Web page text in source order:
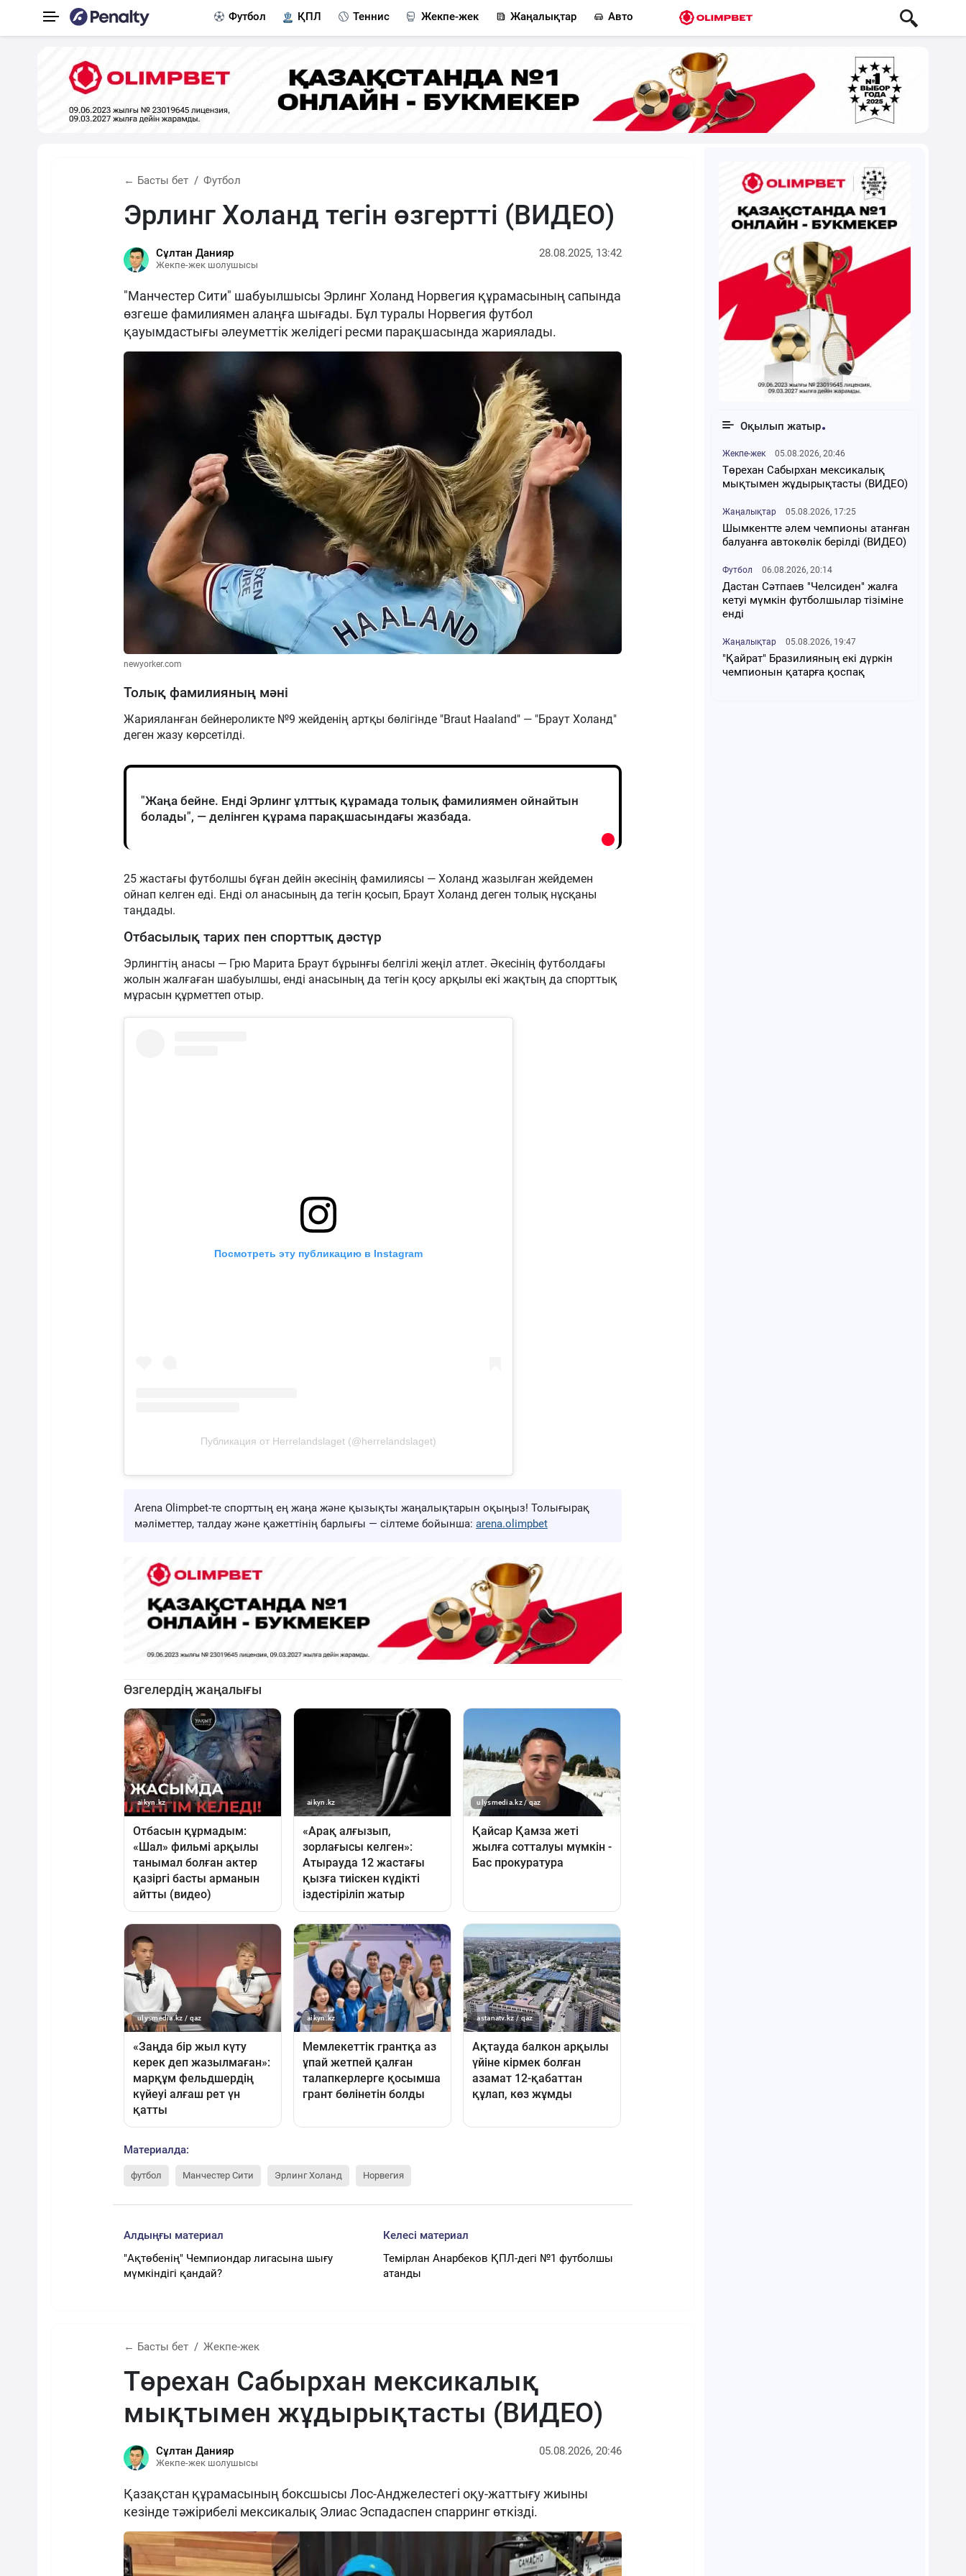
Футбол ҚПЛ Теннис Жекпе-жек Жаңалықтар Авто
← Басты бет Футбол
Эрлинг Холанд тегін өзгертті (ВИДЕО)
Сұлтан Данияр
Жекпе-жек шолушысы
28.08.2025, 13:42
"Манчестер Сити" шабуылшысы Эрлинг Холанд Норвегия құрамасының сапында
өзгеше фамилиямен алаңға шығады. Бұл туралы Норвегия футбол
қауымдастығы әлеуметтік желідегі ресми парақшасында жариялады.
newyorker.com
Толық фамилияның мәні
Жарияланған бейнероликте №9 жейденің артқы бөлігінде "Braut Haaland" — "Браут Холанд"
деген жазу көрсетілді.
"Жаңа бейне. Енді Эрлинг ұлттық құрамада толық фамилиямен ойнайтын
болады", — делінген құрама парақшасындағы жазбада.
25 жастағы футболшы бұған дейін әкесінің фамилиясы — Холанд жазылған жейдемен
ойнап келген еді. Енді ол анасының да тегін қосып, Браут Холанд деген толық нұсқаны
таңдады.
Отбасылық тарих пен спорттық дәстүр
Эрлингтің анасы — Грю Марита Браут бұрынғы белгілі жеңіл атлет. Әкесінің футболдағы
жолын жалғаған шабуылшы, енді анасының да тегін қосу арқылы екі жақтың да спорттық
мұрасын құрметтеп отыр.
Посмотреть эту публикацию в Instagram
Публикация от Herrelandslaget (@herrelandslaget)
Arena Olimpbet-те спорттың ең жаңа және қызықты жаңалықтарын оқыңыз! Толығырақ
мәліметтер, талдау және қажеттінің барлығы — сілтеме бойынша: arena.olimpbet
Материалда:
футбол Манчестер Сити Эрлинг Холанд Норвегия
Алдыңғы материал
"Ақтөбенің" Чемпиондар лигасына шығу
мүмкіндігі қандай?
Келесі материал
Темірлан Анарбеков ҚПЛ-дегі №1 футболшы
атанды
← Басты бет Жекпе-жек
Төрехан Сабырхан мексикалық
мықтымен жұдырықтасты (ВИДЕО)
Сұлтан Данияр
Жекпе-жек шолушысы
05.08.2026, 20:46
Қазақстан құрамасының боксшысы Лос-Анджелестегі оқу-жаттығу жиыны
кезінде тәжірибелі мексикалық Элиас Эспадаспен спарринг өткізді.
Оқылып жатыр
Жекпе-жек 05.08.2026, 20:46
Төрехан Сабырхан мексикалық
мықтымен жұдырықтасты (ВИДЕО)
Жаңалықтар 05.08.2026, 17:25
Шымкентте әлем чемпионы атанған
балуанға автокөлік берілді (ВИДЕО)
Футбол 06.08.2026, 20:14
Дастан Сәтпаев "Челсиден" жалға
кетуі мүмкін футболшылар тізіміне
енді
Жаңалықтар 05.08.2026, 19:47
"Қайрат" Бразилияның екі дүркін
чемпионын қатарға қоспақ